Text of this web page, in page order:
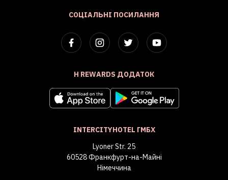
СОЦІАЛЬНІ ПОСИЛАННЯ
H REWARDS ДОДАТОК
INTERCITYHOTEL ГМБХ
Lyoner Str. 25
60528 Франкфурт-на-Майні
Німеччина